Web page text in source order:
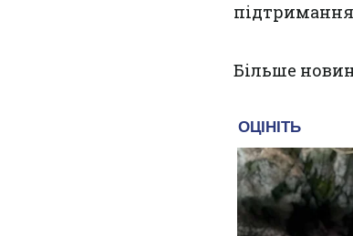
підтримання
Більше